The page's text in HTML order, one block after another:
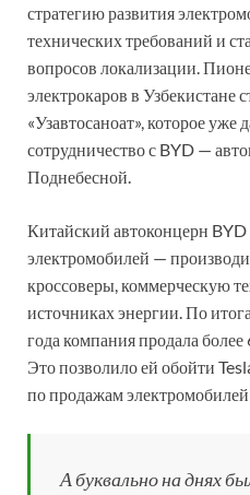
стратегию развития
технических требований и
вопросов локализации.
электрокаров в Узбекистане
«Узавтосаноат», которое уже
сотрудничество с BYD —
Поднебесной.
Китайский автоконцерн BYD
электромобилей —
кроссоверы, коммерческую
источниках энергии. По
года компания продала
Это позволило ей обойти
по продажам
А буквально на днях